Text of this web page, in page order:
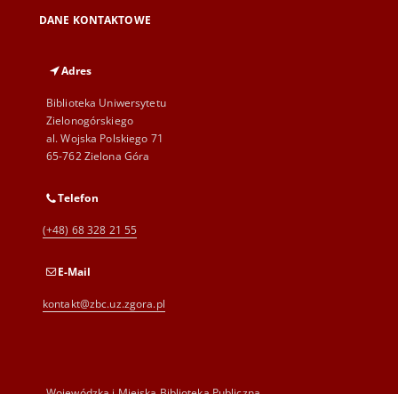
DANE KONTAKTOWE
Adres
Biblioteka Uniwersytetu
Zielonogórskiego
al. Wojska Polskiego 71
65-762 Zielona Góra
Telefon
(+48) 68 328 21 55
E-Mail
kontakt@zbc.uz.zgora.pl